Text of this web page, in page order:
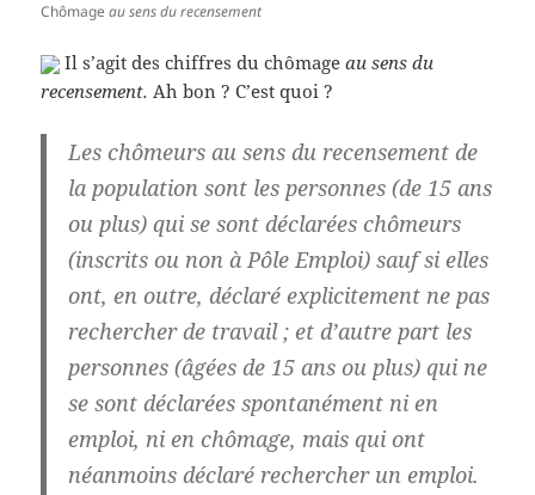
Chômageau sens du recensement
Il s’agit des chiffres du chômageau sens du
recensement. Ah bon ? C’est quoi ?
Les chômeurs au sens du recensement de
la population sont les personnes (de 15 ans
ou plus) qui se sont déclarées chômeurs
(inscrits ou non à Pôle Emploi) sauf si elles
ont, en outre, déclaré explicitement ne pas
rechercher de travail ; et d’autre part les
personnes (âgées de 15 ans ou plus) qui ne
se sont déclarées spontanément ni en
emploi, ni en chômage, mais qui ont
néanmoins déclaré rechercher un emploi.